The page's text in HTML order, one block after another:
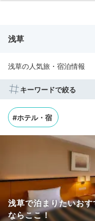
浅草
浅草の人気旅・宿泊情報
キーワードで絞る
#ホテル・宿
浅草で泊まりたいお
ならここ！